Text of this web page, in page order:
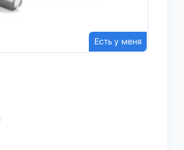
Есть у меня